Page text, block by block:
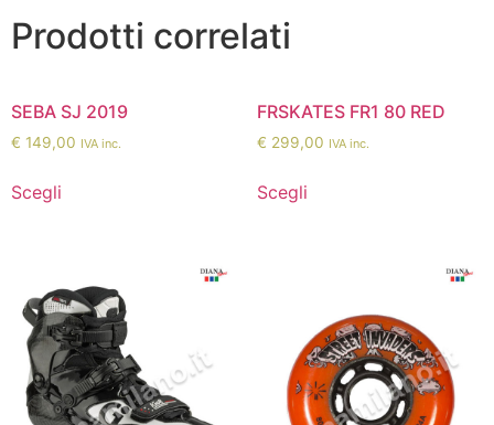
Prodotti correlati
SEBA SJ 2019
€ 149,00 IVA inc.
Scegli
FRSKATES FR1 80 RED
€ 299,00 IVA inc.
Scegli